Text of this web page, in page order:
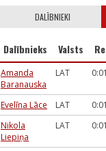
DALĪBNIEKI
Dalībnieks Valsts
Amanda
Baranauska
LAT
Evelīna Lāce LAT
Nikola
Liepiņa
LAT